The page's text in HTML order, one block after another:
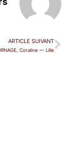
ARTICLE SUIVANT
Coraline — Lille